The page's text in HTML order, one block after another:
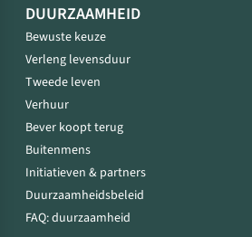
DUURZAAMHEID
Bewuste keuze
Verleng levensduur
Tweede leven
Verhuur
Bever koopt terug
Buitenmens
Initiatieven & partners
Duurzaamheidsbeleid
FAQ: duurzaamheid